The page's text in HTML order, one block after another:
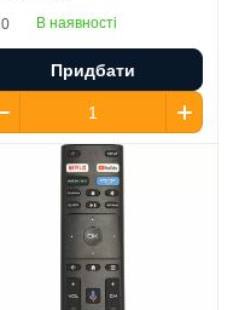
0 В наявності
Придбати